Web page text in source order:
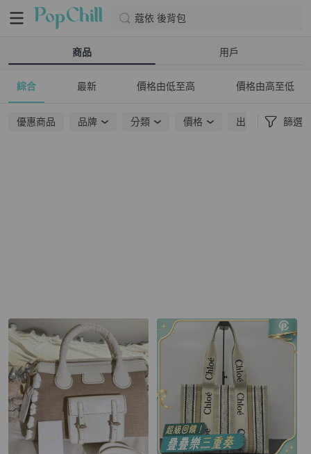
蔻依 後背包
商品 用戶
綜合 最新 價格由低至高 價格由高至低
優惠商品 品牌 分類 價格 出貨地點 篩選